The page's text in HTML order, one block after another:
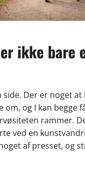
ikke bare
side. Der er noget at
om, og I kan begge
rammer.
ved en
af presset, og